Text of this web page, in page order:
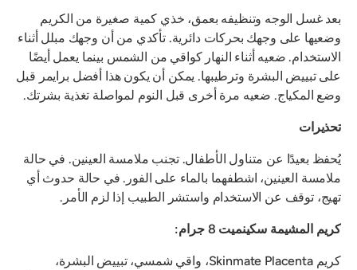
بعد غسل الوجه وتنظيفه بعمق، خذي كمية صغيرة من الكريم
وضعيها على وجهك بحركات دائرية. تأكدي من أن وجهك مبلل أثناء
الاستخدام. ضعيه أثناء النهار كواقي من الشمس بينما يعمل أيضًا
على تبييض البشرة وترطيبها. يمكن أن يكون هذا أفضل برايمر قبل
وضع المكياج. ضعيه مرة أخرى قبل النوم لمواصلة تغذية بشرتك.
تحذيرات
يُحفظ بعيدًا عن متناول الأطفال. تجنب ملامسة العينين. في حالة
ملامسة العينين، اشطفهما بالماء على الفور. في حالة حدوث أي
تهيج، توقف عن الاستخدام واستشر الطبيب إذا لزم الأمر.
كريم المشيمة سكينميت 8 جرام:
كريم Skinmate Placenta، واقي شمسي، تبييض البشرة،